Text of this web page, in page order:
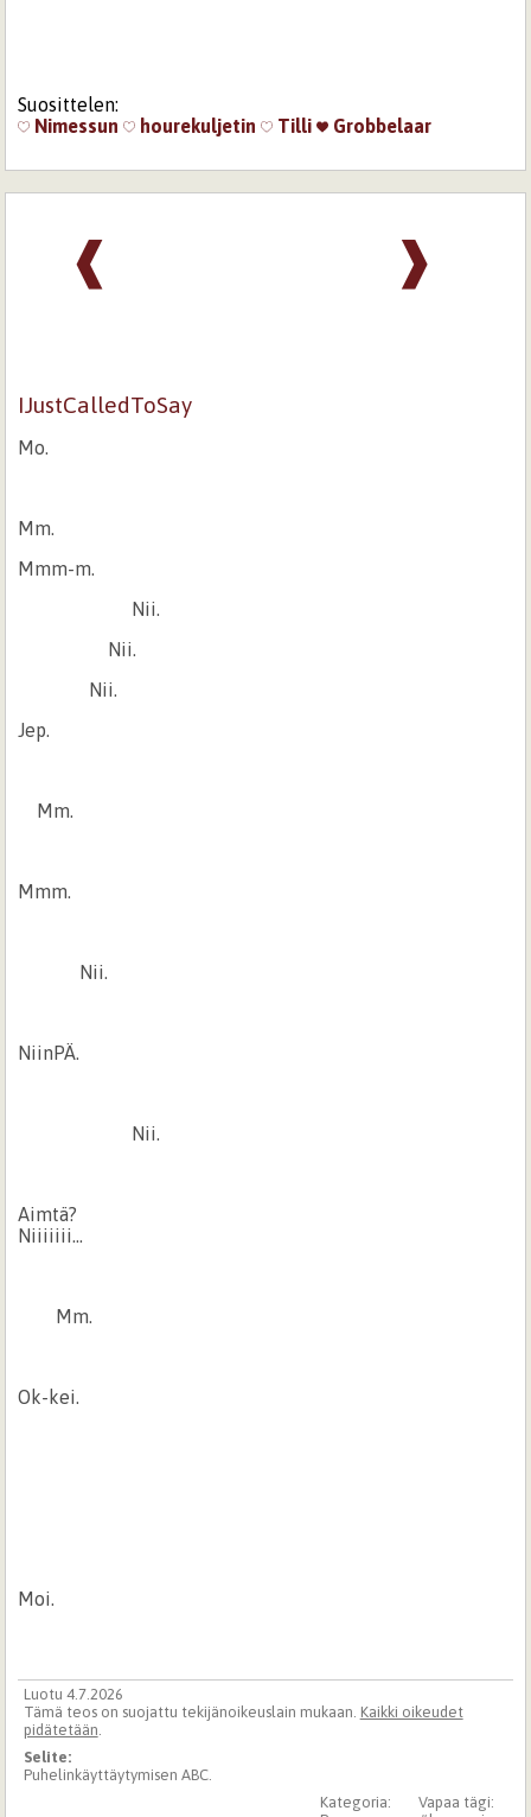
Suosittelen:
Nimessun
hourekuljetin Tilli Grobbelaar
❱
❰
IJustCalledToSay
Mo.
Mm.
Mmm-m.
Nii.
Nii.
Nii.
Jep.
Mm.
Mmm.
Nii.
NiinPÄ.
Nii.
Aimtä?
Niiiiiii…
Mm.
Ok-kei.
Moi.
Luotu 4.7.2026
Tämä teos on suojattu tekijänoikeuslain mukaan. Kaikki oikeudet
pidätetään
Selite:
Puhelinkäyttäytymisen ABC.
Vapaa tägi:
Kategoria: